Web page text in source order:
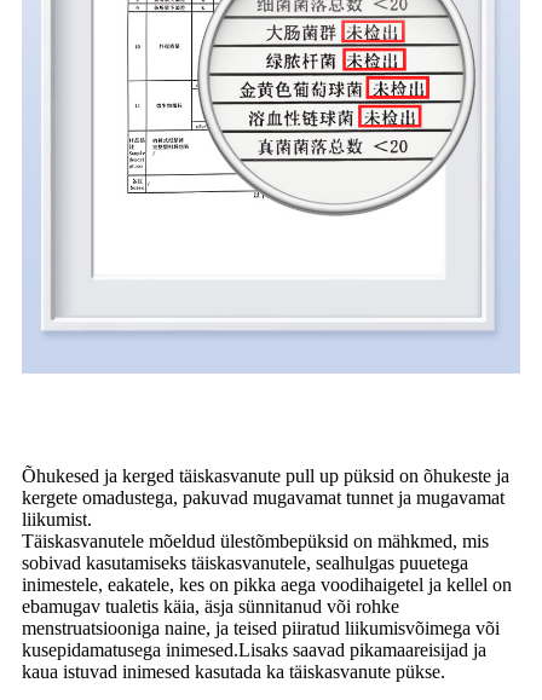
Õhukesed ja kerged täiskasvanute pull up püksid on õhukeste ja
kergete omadustega, pakuvad mugavamat tunnet ja mugavamat
liikumist.
Täiskasvanutele mõeldud ülestõmbepüksid on mähkmed, mis
sobivad kasutamiseks täiskasvanutele, sealhulgas puuetega
inimestele, eakatele, kes on pikka aega voodihaigetel ja kellel on
ebamugav tualetis käia, äsja sünnitanud või rohke
menstruatsiooniga naine, ja teised piiratud liikumisvõimega või
kusepidamatusega inimesed.Lisaks saavad pikamaareisijad ja
kaua istuvad inimesed kasutada ka täiskasvanute pükse.